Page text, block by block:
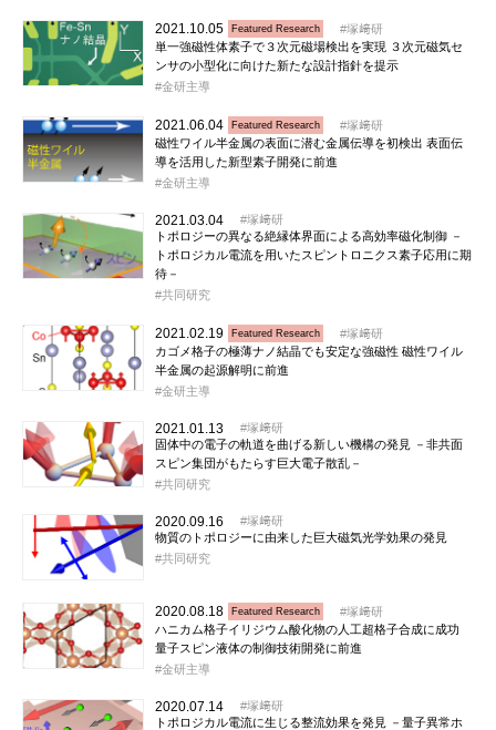
2021.10.05 Featured Research
塚﨑研
単一強磁性体素子で３次元磁場検出を実現 ３次元磁気セ
ンサの小型化に向けた新たな設計指針を提示
金研主導
2021.06.04 Featured Research
塚﨑研
磁性ワイル半金属の表面に潜む金属伝導を初検出 表面伝
導を活用した新型素子開発に前進
金研主導
2021.03.04
塚﨑研
トポロジーの異なる絶縁体界面による高効率磁化制御 －
トポロジカル電流を用いたスピントロニクス素子応用に期
待－
共同研究
2021.02.19 Featured Research
塚﨑研
カゴメ格子の極薄ナノ結晶でも安定な強磁性 磁性ワイル
半金属の起源解明に前進
金研主導
2021.01.13
塚﨑研
固体中の電子の軌道を曲げる新しい機構の発見 －非共面
スピン集団がもたらす巨大電子散乱－
共同研究
2020.09.16
塚﨑研
物質のトポロジーに由来した巨大磁気光学効果の発見
共同研究
2020.08.18 Featured Research
塚﨑研
ハニカム格子イリジウム酸化物の人工超格子合成に成功
量子スピン液体の制御技術開発に前進
金研主導
2020.07.14
塚﨑研
トポロジカル電流に生じる整流効果を発見 －量子異常ホ